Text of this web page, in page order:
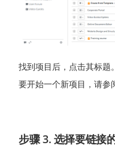
找到项目后，点击其标题
要开始一个新项目，请参
步骤 3. 选择要链接